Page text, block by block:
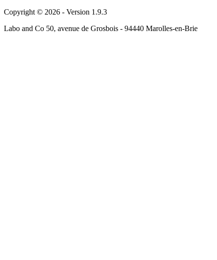
Copyright © 2026 - Version 1.9.3
Labo and Co 50, avenue de Grosbois - 94440 Marolles-en-Brie